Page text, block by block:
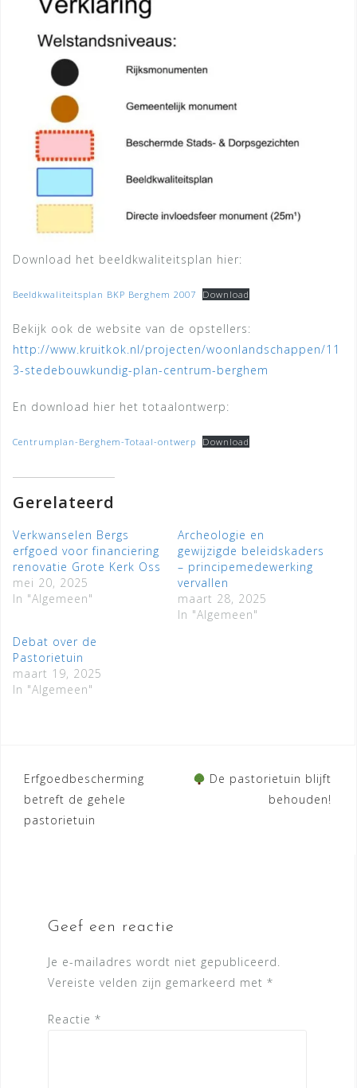
Download het beeldkwaliteitsplan hier:
Beeldkwaliteitsplan BKP Berghem 2007 Download
Bekijk ook de website van de opstellers:
http://www.kruitkok.nl/projecten/woonlandschappen/11
3-stedebouwkundig-plan-centrum-berghem
En download hier het totaalontwerp:
Centrumplan-Berghem-Totaal-ontwerp Download
Gerelateerd
Verkwanselen Bergs
erfgoed voor financiering
renovatie Grote Kerk Oss
mei 20, 2025
In "Algemeen"
Archeologie en
gewijzigde beleidskaders
– principemedewerking
vervallen
maart 28, 2025
In "Algemeen"
Debat over de
Pastorietuin
maart 19, 2025
In "Algemeen"
Bericht
navigatie
Erfgoedbescherming
betreft de gehele
pastorietuin
De pastorietuin blijft
behouden!
Geef een reactie
Je e-mailadres wordt niet gepubliceerd.
Vereiste velden zijn gemarkeerd met *
Reactie *